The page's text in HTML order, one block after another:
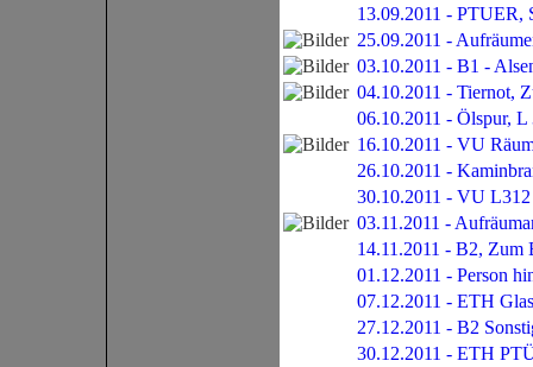
13.09.2011 - PTUER,
25.09.2011 -
03.10.2011 - B1 -
04.10.2011 - Tiernot,
06.10.2011 - Ölspur,
16.10.2011 - VU
26.10.2011 -
30.10.2011 - VU
03.11.2011 -
14.11.2011 - B2, Zum
01.12.2011 - Person
07.12.2011 - ETH
27.12.2011 - B2
30.12.2011 - ETH